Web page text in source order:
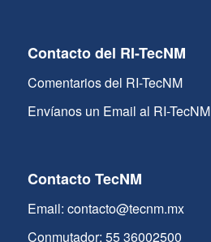
Contacto del RI-TecNM
Comentarios del RI-TecNM
Envíanos un Email al RI-TecNM
Contacto TecNM
Email: contacto@tecnm.mx
Conmutador: 55 36002500